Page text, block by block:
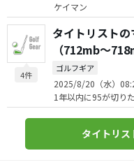
ケイマン
4件
タイトリスト
（712mb〜
ゴルフギア
2025/8/20（水）
1年以内に95が切り
タイトリ